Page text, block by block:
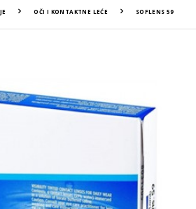
OČI I KONTAKTNE LEĆE SOFLENS 59